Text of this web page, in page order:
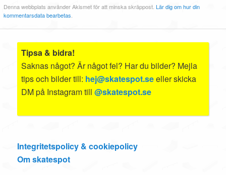
Denna webbplats använder Akismet för att minska skräppost.Lär dig om hur din
kommentarsdata bearbetas.
Tipsa & bidra!
Saknas något? Är något fel? Har du bilder? Mejla
tips och bilder till: hej@skatespot.seeller skicka
DM på Instagram till@skatespot.se
Integritetspolicy & cookiepolicy
Om skatespot